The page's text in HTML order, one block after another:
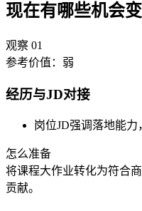
现在有哪些机会
观察 01
参考价值： 弱
经历与JD对接
岗位JD强调落地能力
怎么准备
将课程大作业转化为符合
贡献。